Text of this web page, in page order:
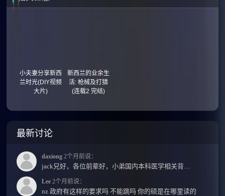
小夫妻分享新西
兰时光(DIY视频
大片)
新西兰的业余生
活: 枪械及打猎
(连载2 完结)
最新讨论
daxiong 2个月前说：
jack兄好，各位前辈好，小弟国内本科医学相关背景，预算有限，是直接去新西兰读2年护理硕士...
Lee 2个月前说：
nz 政府有这样的要求吗 不能跳吗 你的硕是在哪里读的